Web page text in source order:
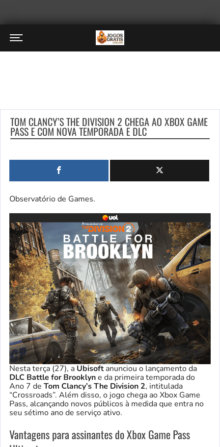
TOM CLANCY’S THE DIVISION 2 CHEGA AO XBOX GAME
PASS E COM NOVA TEMPORADA E DLC
Observatório de Games.
Nesta terça (27), a Ubisoftanunciou o lançamento da
DLC Battle for Brooklyne da primeira temporada do
Ano 7 de Tom Clancy’s The Division 2, intitulada
“Crossroads”. Além disso, o jogo chega ao Xbox Game
Pass, alcançando novos públicos à medida que entra no
seu sétimo ano de serviço ativo.
Vantagens para assinantes do Xbox Game Pass